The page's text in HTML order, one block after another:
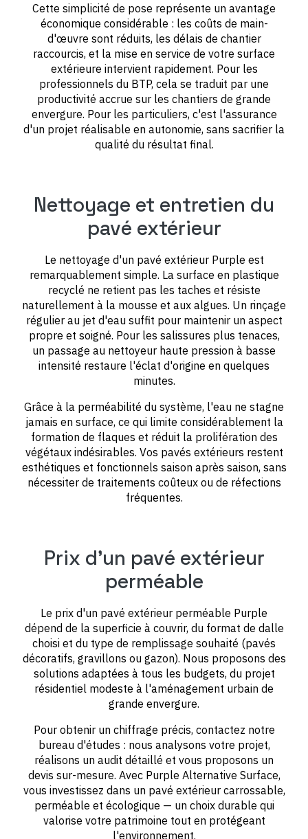
Cette simplicité de pose représente un avantage
économique considérable : les coûts de main-
d'œuvre sont réduits, les délais de chantier
raccourcis, et la mise en service de votre surface
extérieure intervient rapidement. Pour les
professionnels du BTP, cela se traduit par une
productivité accrue sur les chantiers de grande
envergure. Pour les particuliers, c'est l'assurance
d'un projet réalisable en autonomie, sans sacrifier la
qualité du résultat final.
Nettoyage et entretien du
pavé extérieur
Le nettoyage d'un pavé extérieur Purple est
remarquablement simple. La surface en plastique
recyclé ne retient pas les taches et résiste
naturellement à la mousse et aux algues. Un rinçage
régulier au jet d'eau suffit pour maintenir un aspect
propre et soigné. Pour les salissures plus tenaces,
un passage au nettoyeur haute pression à basse
intensité restaure l'éclat d'origine en quelques
minutes.
Grâce à la perméabilité du système, l'eau ne stagne
jamais en surface, ce qui limite considérablement la
formation de flaques et réduit la prolifération des
végétaux indésirables. Vos pavés extérieurs restent
esthétiques et fonctionnels saison après saison, sans
nécessiter de traitements coûteux ou de réfections
fréquentes.
Prix d'un pavé extérieur
perméable
Le prix d'un pavé extérieur perméable Purple
dépend de la superficie à couvrir, du format de dalle
choisi et du type de remplissage souhaité (pavés
décoratifs, gravillons ou gazon). Nous proposons des
solutions adaptées à tous les budgets, du projet
résidentiel modeste à l'aménagement urbain de
grande envergure.
Pour obtenir un chiffrage précis, contactez notre
bureau d'études : nous analysons votre projet,
réalisons un audit détaillé et vous proposons un
devis sur-mesure. Avec Purple Alternative Surface,
vous investissez dans un pavé extérieur carrossable,
perméable et écologique — un choix durable qui
valorise votre patrimoine tout en protégeant
l'environnement.